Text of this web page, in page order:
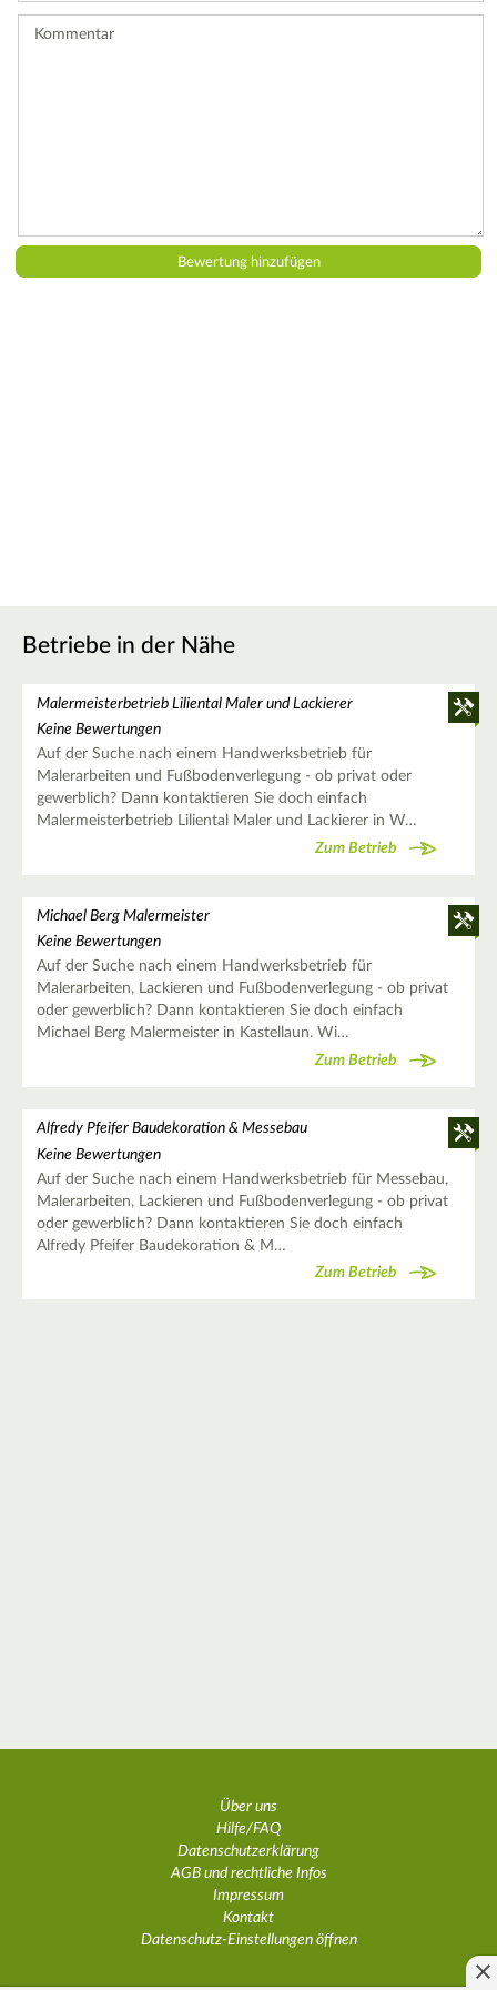
Betriebe in der Nähe
Malermeisterbetrieb Liliental Maler und Lackierer
Keine Bewertungen
Auf der Suche nach einem Handwerksbetrieb für
Malerarbeiten und Fußbodenverlegung - ob privat oder
gewerblich? Dann kontaktieren Sie doch einfach
Malermeisterbetrieb Liliental Maler und Lackierer in W…
Zum Betrieb
Michael Berg Malermeister
Keine Bewertungen
Auf der Suche nach einem Handwerksbetrieb für
Malerarbeiten, Lackieren und Fußbodenverlegung - ob privat
oder gewerblich? Dann kontaktieren Sie doch einfach
Michael Berg Malermeister in Kastellaun. Wi…
Zum Betrieb
Alfredy Pfeifer Baudekoration & Messebau
Keine Bewertungen
Auf der Suche nach einem Handwerksbetrieb für Messebau,
Malerarbeiten, Lackieren und Fußbodenverlegung - ob privat
oder gewerblich? Dann kontaktieren Sie doch einfach
Alfredy Pfeifer Baudekoration & M…
Zum Betrieb
Über uns
Hilfe/FAQ
Datenschutzerklärung
AGB und rechtliche Infos
Impressum
Kontakt
Datenschutz-Einstellungen öffnen